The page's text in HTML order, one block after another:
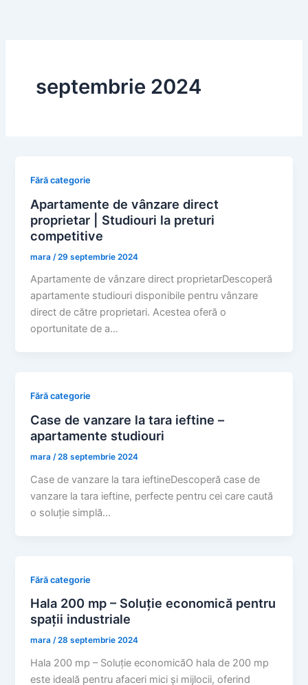
septembrie 2024
Fără categorie
Apartamente de vânzare direct
proprietar | Studiouri la preturi
competitive
mara /29 septembrie 2024
Apartamente de vânzare direct proprietarDescoperă
apartamente studiouri disponibile pentru vânzare
direct de către proprietari. Acestea oferă o
oportunitate de a…
Fără categorie
Case de vanzare la tara ieftine –
apartamente studiouri
mara/28 septembrie 2024
Case de vanzare la tara ieftineDescoperă case de
vanzare la tara ieftine, perfecte pentru cei care caută
o soluție simplă…
Fără categorie
Hala 200 mp – Soluție economică pentru
spații industriale
mara/28 septembrie 2024
Hala 200 mp – Soluție economicăO hala de 200 mp
este ideală pentru afaceri mici și mijlocii, oferind